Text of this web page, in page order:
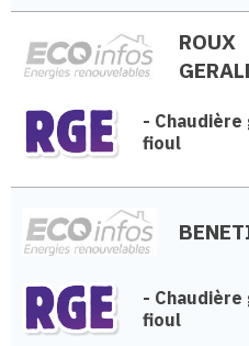
ROUX
- Chaudière
fioul
- Chaudière
fioul